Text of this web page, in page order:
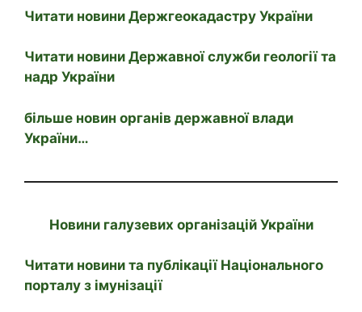
Читати новини Держгеокадастру України
Читати новини Державної служби геології та
надр України
більше новин органів державної влади
України…
Новини галузевих організацій України
Читати новини та публікації Національного
порталу з імунізації